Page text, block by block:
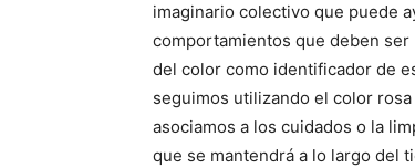
imaginario colectivo que puede
comportamientos que deben
del color como identificador de
seguimos utilizando el color
asociamos a los cuidados o la
que se mantendrá a lo largo del